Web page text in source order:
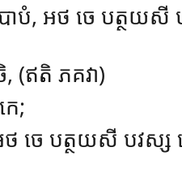
, អថ ចេ បត្ថយសី បវ
(ឥតិ ភគវា)
េ;
ចេ បត្ថយសី បវស្ស ទ